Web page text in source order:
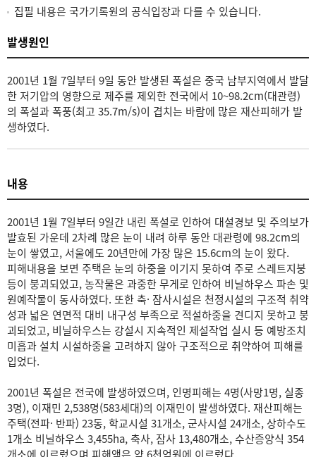
집필 내용은 국가기록원의 공식입장과 다를 수 있습니다.
발생원인
2001년 1월 7일부터 9일 동안 발생된 폭설은 중국 남부지역에서 발달
한 저기압의 영향으로 제주를 제외한 전국에서 10~98.2cm(대관령)
의 폭설과 폭풍(최고 35.7m/s)이 겹치는 바람에 많은 재산피해가 발
생하였다.
내용
2001년 1월 7일부터 9일간 내린 폭설로 인하여 대설경보 및 주의보가
발효된 가운데 2차례 많은 눈이 내려 하루 동안 대관령에 98.2cm의
눈이 쌓였고, 서울에도 20년만에 가장 많은 15.6cm의 눈이 왔다.
피해내용을 보면 주택은 눈의 하중을 이기지 못하여 주로 스레트지붕
등이 붕괴되었고, 농작물은 과중한 무게로 인하여 비닐하우스 파손 및
원예작물이 동사하였다. 또한 축· 잠사시설은 천정시설의 구조적 취약
성과 넓은 연면적 대비 내구성 부족으로 적설하중을 견디지 못하고 붕
괴되었고, 비닐하우스는 강설시 지속적인 제설작업 실시 등 예방조치
미흡과 설치 시설하중을 고려하지 않아 구조적으로 취약하여 피해를
입었다.
2001년 폭설은 전국에 발생하였으며, 인명피해는 4명(사망1명, 실종
3명), 이재민 2,538명(583세대)의 이재민이 발생하였다. 재산피해는
주택(전파· 반파) 23동, 학교시설 31개소, 군사시설 24개소, 상하수도
1개소 비닐하우스 3,455ha, 축사, 잠사 13,480개소, 수산증양식 354